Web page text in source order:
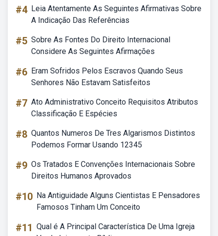
#4 Leia Atentamente As Seguintes Afirmativas Sobre
A Indicação Das Referências
#5 Sobre As Fontes Do Direito Internacional
Considere As Seguintes Afirmações
#6 Eram Sofridos Pelos Escravos Quando Seus
Senhores Não Estavam Satisfeitos
#7 Ato Administrativo Conceito Requisitos Atributos
Classificação E Espécies
#8 Quantos Numeros De Tres Algarismos Distintos
Podemos Formar Usando 12345
#9 Os Tratados E Convenções Internacionais Sobre
Direitos Humanos Aprovados
#10 Na Antiguidade Alguns Cientistas E Pensadores
Famosos Tinham Um Conceito
#11 Qual é A Principal Característica De Uma Igreja